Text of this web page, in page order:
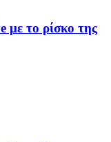
με το ρίσκο της